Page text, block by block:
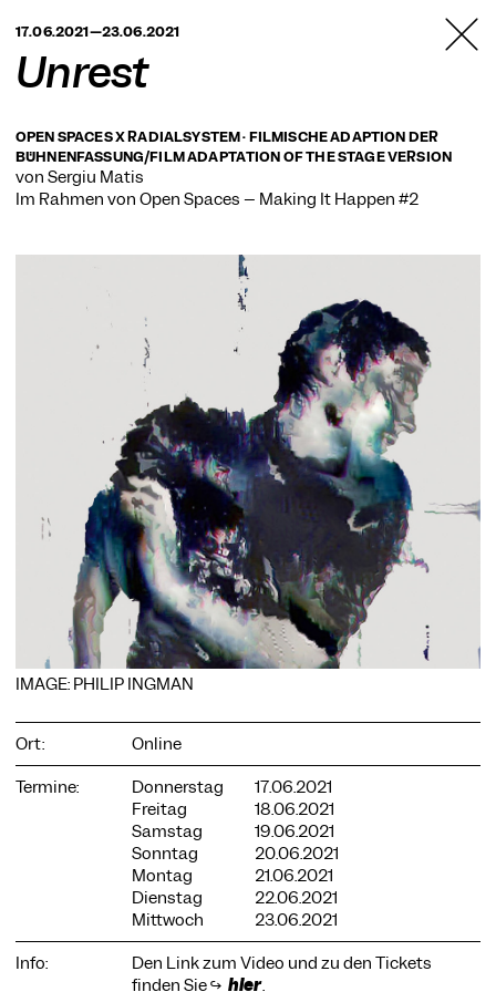
BERLIN
17.06.2021—23.06.2021
Unrest
OPEN SPACES X RADIALSYSTEM · FILMISCHE ADAPTION DER
BÜHNENFASSUNG/FILM ADAPTATION OF THE STAGE VERSION
von Sergiu Matis
Im Rahmen von Open Spaces – Making It Happen #2
IMAGE: PHILIP INGMAN
Ort:
Online
Termine:
Donnerstag
17.06.2021
Freitag
18.06.2021
Samstag
19.06.2021
Sonntag
20.06.2021
Montag
21.06.2021
Dienstag
22.06.2021
Mittwoch
23.06.2021
Info:
Den Link zum Video und zu den Tickets
finden Sie ↪ hier.
COOKIE-EINSTELLUNGEN
Wir verwenden Cookies und Inhalte externer Anbieter auf
unserer Website. Notwendige Cookies sind essenziell, damit
Sie die Website nutzen können. Andere Cookies helfen uns,
Datenschutzerklärung für weitere Informationen. Unten
können Sie auswählen, welche Technologien Sie zulassen
möchten.
Notwendige Cookies
Externe Medien
Statistiken
Nur notwendige Alle akzeptieren Speichern